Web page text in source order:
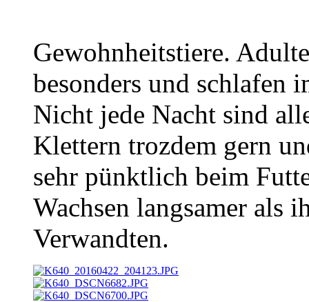
Gewohnheitstiere.
besonders und schlafen
Nicht jede Nacht sind
Klettern trozdem gern
sehr pünktlich beim
Wachsen langsamer als
Verwandten.